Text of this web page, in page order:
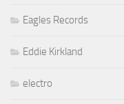
Eagles Records
Eddie Kirkland
electro